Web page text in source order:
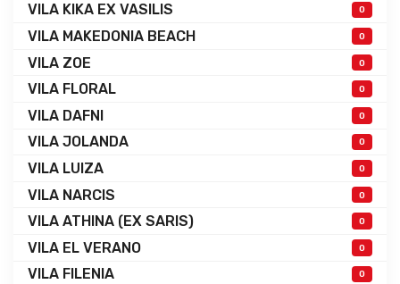
VILA KIKA EX VASILIS 0
VILA MAKEDONIA BEACH 0
VILA ZOE 0
VILA FLORAL 0
VILA DAFNI 0
VILA JOLANDA 0
VILA LUIZA 0
VILA NARCIS 0
VILA ATHINA (EX SARIS) 0
VILA EL VERANO 0
VILA FILENIA 0